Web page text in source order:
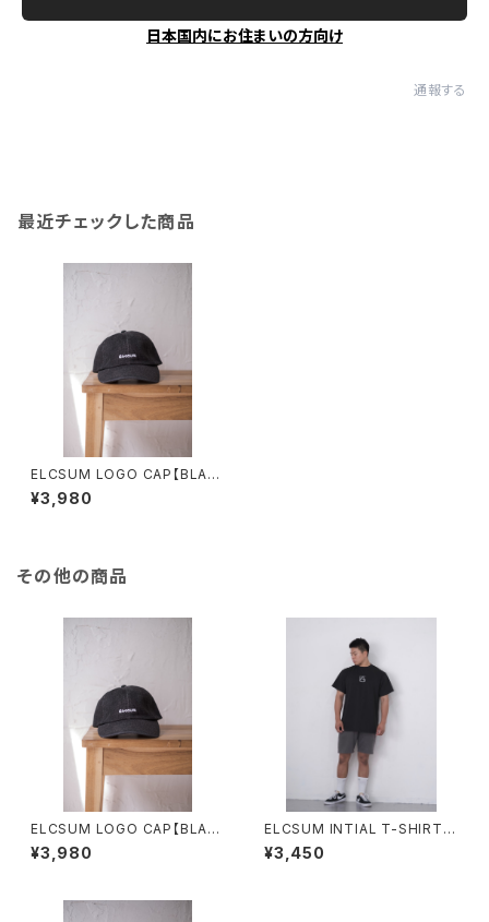
日本国内にお住まいの方向け
通報する
最近チェックした商品
ELCSUM LOGO CAP【BLAC
K】
¥3,980
その他の商品
ELCSUM LOGO CAP【BLAC
K】
¥3,980
ELCSUM INTIAL T-SHIRTS
【BLACK】
¥3,450